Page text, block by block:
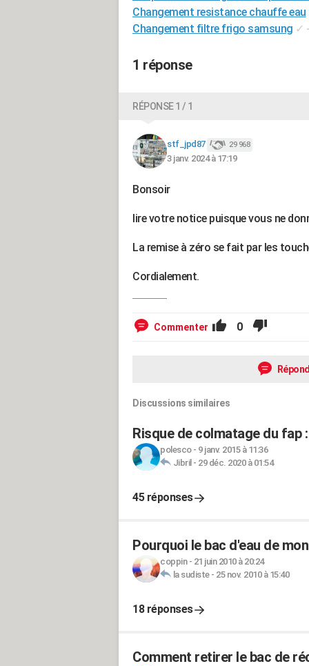
Changement resistance chauffe eau
Changement filtre frigo samsung ✓
1 réponse
RÉPONSE 1 / 1
stf_jpd87 29 968
3 janv. 2024 à 17:19
Bonsoir
lire votre notice puisque vous ne
La remise à zéro se fait par les
Cordialement.
Commenter 0
Discussions similaires
Risque de colmatage du fap
polesco- 9 janv. 2015 à 11:36
Jibril - 29 déc. 2020 à 01:54
45 réponses
Pourquoi le bac d'eau de
coppin- 21 juin 2010 à 20:24
la sudiste- 25 nov. 2010 à 15:40
18 réponses
Comment retirer le bac de